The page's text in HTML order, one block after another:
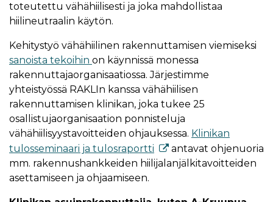
toteutettu vähähiilisesti ja joka mahdollistaa
hiilineutraalin käytön.
Kehitystyö vähähiilinen rakennuttamisen viemiseksi
sanoista tekoihin on käynnissä monessa
rakennuttajaorganisaatiossa. Järjestimme
yhteistyössä RAKLIn kanssa vähähiilisen
rakennuttamisen klinikan, joka tukee 25
osallistujaorganisaation ponnisteluja
vähähiilisyystavoitteiden ohjauksessa. Klinikan
tulosseminaari ja tulosraportti
antavat ohjenuoria
mm. rakennushankkeiden hiilijalanjälkitavoitteiden
asettamiseen ja ohjaamiseen.